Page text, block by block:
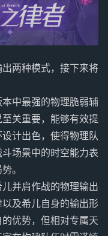
两种模式，接下来将
中最强的物理脆弱辅
关重要，能够有效提
计出色，使得物理队
场景中的时空能力表
。
并肩作战的物理输出
及希儿自身的输出形
优势，但相对专属天